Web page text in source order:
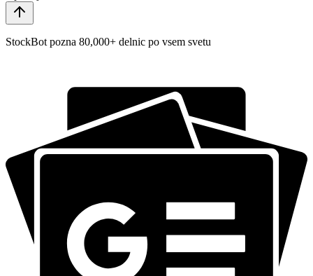
StockBot pozna 80,000+ delnic po vsem svetu